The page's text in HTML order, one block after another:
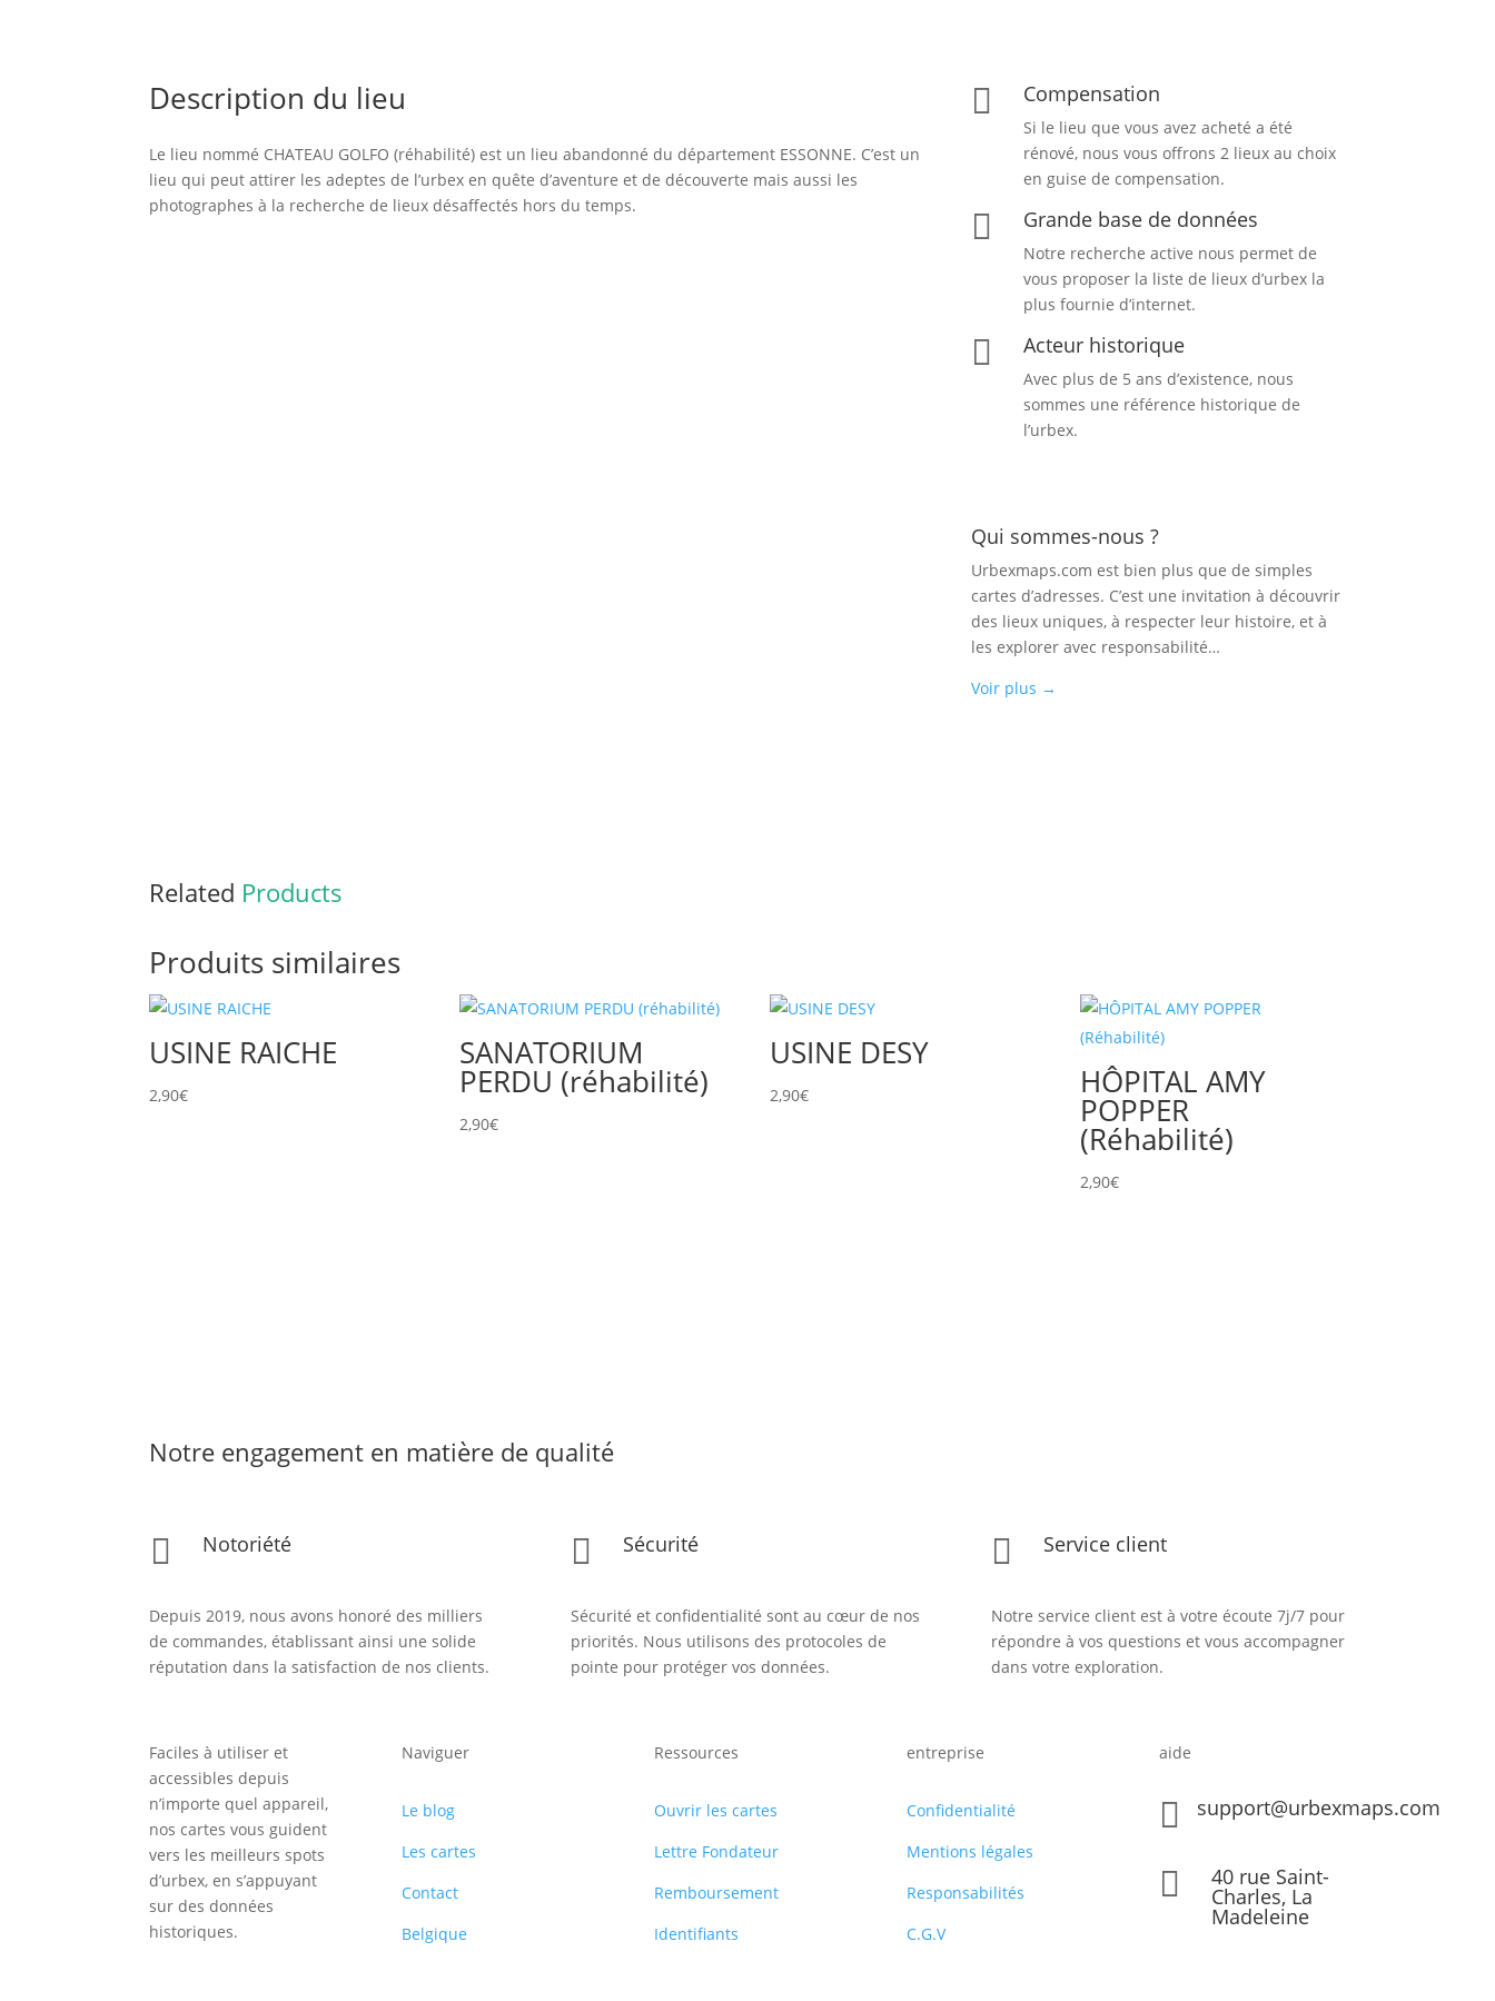
Description du lieu
Le lieu nommé CHATEAU GOLFO (réhabilité) est un lieu abandonné du département ESSONNE. C’est un
lieu qui peut attirer les adeptes de l’urbex en quête d’aventure et de découverte mais aussi les
photographes à la recherche de lieux désaffectés hors du temps.
 Compensation
Si le lieu que vous avez acheté a été
rénové, nous vous offrons 2 lieux au choix
en guise de compensation.
 Grande base de données
Notre recherche active nous permet de
vous proposer la liste de lieux d’urbex la
plus fournie d’internet.
 Acteur historique
Avec plus de 5 ans d’existence, nous
sommes une référence historique de
l’urbex.
Qui sommes-nous ?
Urbexmaps.com est bien plus que de simples
cartes d’adresses. C’est une invitation à découvrir
des lieux uniques, à respecter leur histoire, et à
les explorer avec responsabilité…
Voir plus →
Related Products
Produits similaires
USINE RAICHE
2,90€
SANATORIUM
PERDU (réhabilité)
2,90€
USINE DESY
2,90€ HÔPITAL AMY
POPPER
(Réhabilité)
2,90€
Notre engagement en matière de qualité
 Notoriété
Depuis 2019, nous avons honoré des milliers
de commandes, établissant ainsi une solide
réputation dans la satisfaction de nos clients.
 Sécurité
Sécurité et confidentialité sont au cœur de nos
priorités. Nous utilisons des protocoles de
pointe pour protéger vos données.
 Service client
Notre service client est à votre écoute 7j/7 pour
répondre à vos questions et vous accompagner
dans votre exploration.
Faciles à utiliser et
accessibles depuis
n’importe quel appareil,
nos cartes vous guident
vers les meilleurs spots
d’urbex, en s’appuyant
sur des données
historiques.
Naviguer
Le blog
Les cartes
Contact
Belgique
Ressources
Ouvrir les cartes
Lettre Fondateur
Remboursement
Identifiants
entreprise
Confidentialité
Mentions légales
Responsabilités
C.G.V
aide
 support@urbexmaps.com
 40 rue Saint-
Charles, La
Madeleine